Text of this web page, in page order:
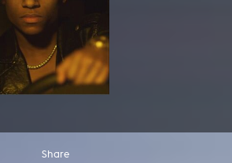
Share